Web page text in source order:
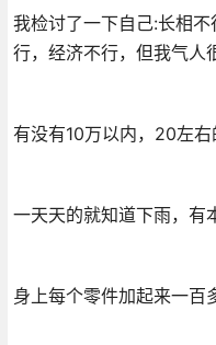
我检讨了一下自己:长相
行，经济不行，但我气人
有没有10万以内，20左右
一天天的就知道下雨，有
身上每个零件加起来一百